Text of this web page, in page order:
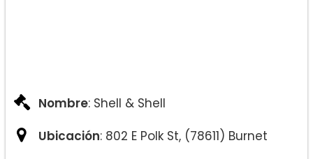
Nombre: Shell & Shell
Ubicación: 802 E Polk St, (78611) Burnet